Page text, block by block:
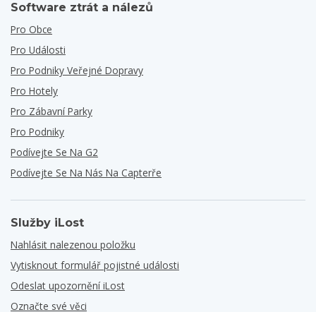
Software ztrát a nálezů
Pro Obce
Pro Události
Pro Podniky Veřejné Dopravy
Pro Hotely
Pro Zábavní Parky
Pro Podniky
Podívejte Se Na G2
Podívejte Se Na Nás Na Capterře
Služby iLost
Nahlásit nalezenou položku
Vytisknout formulář pojistné události
Odeslat upozornění iLost
Označte své věci